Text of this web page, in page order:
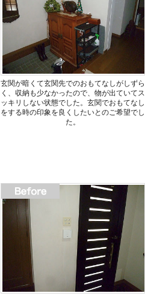
玄関が暗くて玄関先でのおもてなしがしずら
く、収納も少なかったので、物が出ていてス
ッキリしない状態でした。玄関でおもてなし
をする時の印象を良くしたいとのご希望でし
た。